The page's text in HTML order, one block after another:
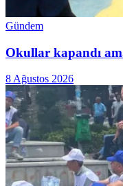
Gündem
Okullar kapandı
8 Ağustos 2026